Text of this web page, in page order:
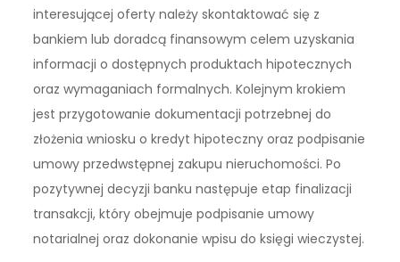
interesującej oferty należy skontaktować się z
bankiem lub doradcą finansowym celem uzyskania
informacji o dostępnych produktach hipotecznych
oraz wymaganiach formalnych. Kolejnym krokiem
jest przygotowanie dokumentacji potrzebnej do
złożenia wniosku o kredyt hipoteczny oraz podpisanie
umowy przedwstępnej zakupu nieruchomości. Po
pozytywnej decyzji banku następuje etap finalizacji
transakcji, który obejmuje podpisanie umowy
notarialnej oraz dokonanie wpisu do księgi wieczystej.